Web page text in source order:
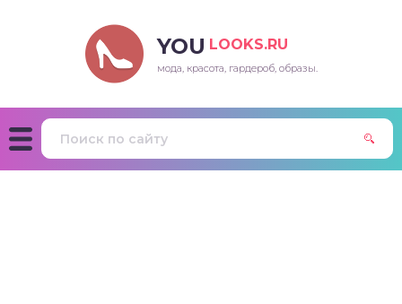
YOU LOOKS.RU
мода, красота, гардероб, образы.